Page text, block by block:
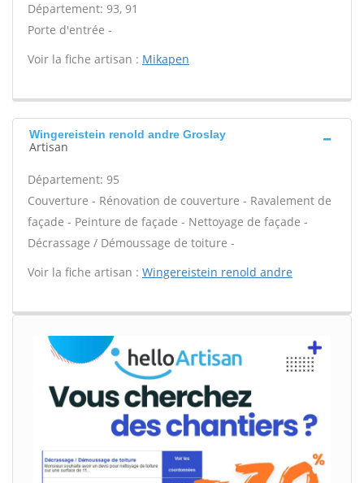
Département: 93, 91
Porte d'entrée -
Voir la fiche artisan : Mikapen
Wingereistein renold andre Groslay
Artisan
Département: 95
Couverture - Rénovation de couverture - Ravalement de
façade - Peinture de façade - Nettoyage de façade -
Décrassage / Démoussage de toiture -
Voir la fiche artisan : Wingereistein renold andre